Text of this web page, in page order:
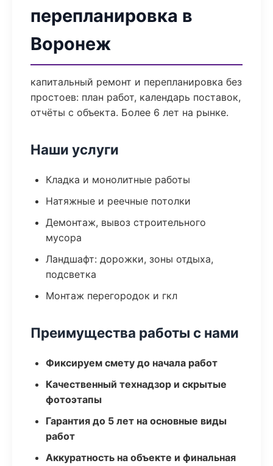
перепланировка в
Воронеж
капитальный ремонт и перепланировка без
простоев: план работ, календарь поставок,
отчёты с объекта. Более 6 лет на рынке.
Наши услуги
Кладка и монолитные работы
Натяжные и реечные потолки
Демонтаж, вывоз строительного
мусора
Ландшафт: дорожки, зоны отдыха,
подсветка
Монтаж перегородок и гкл
Преимущества работы с нами
Фиксируем смету до начала работ
Качественный технадзор и скрытые
фотоэтапы
Гарантия до 5 лет на основные виды
работ
Аккуратность на объекте и финальная